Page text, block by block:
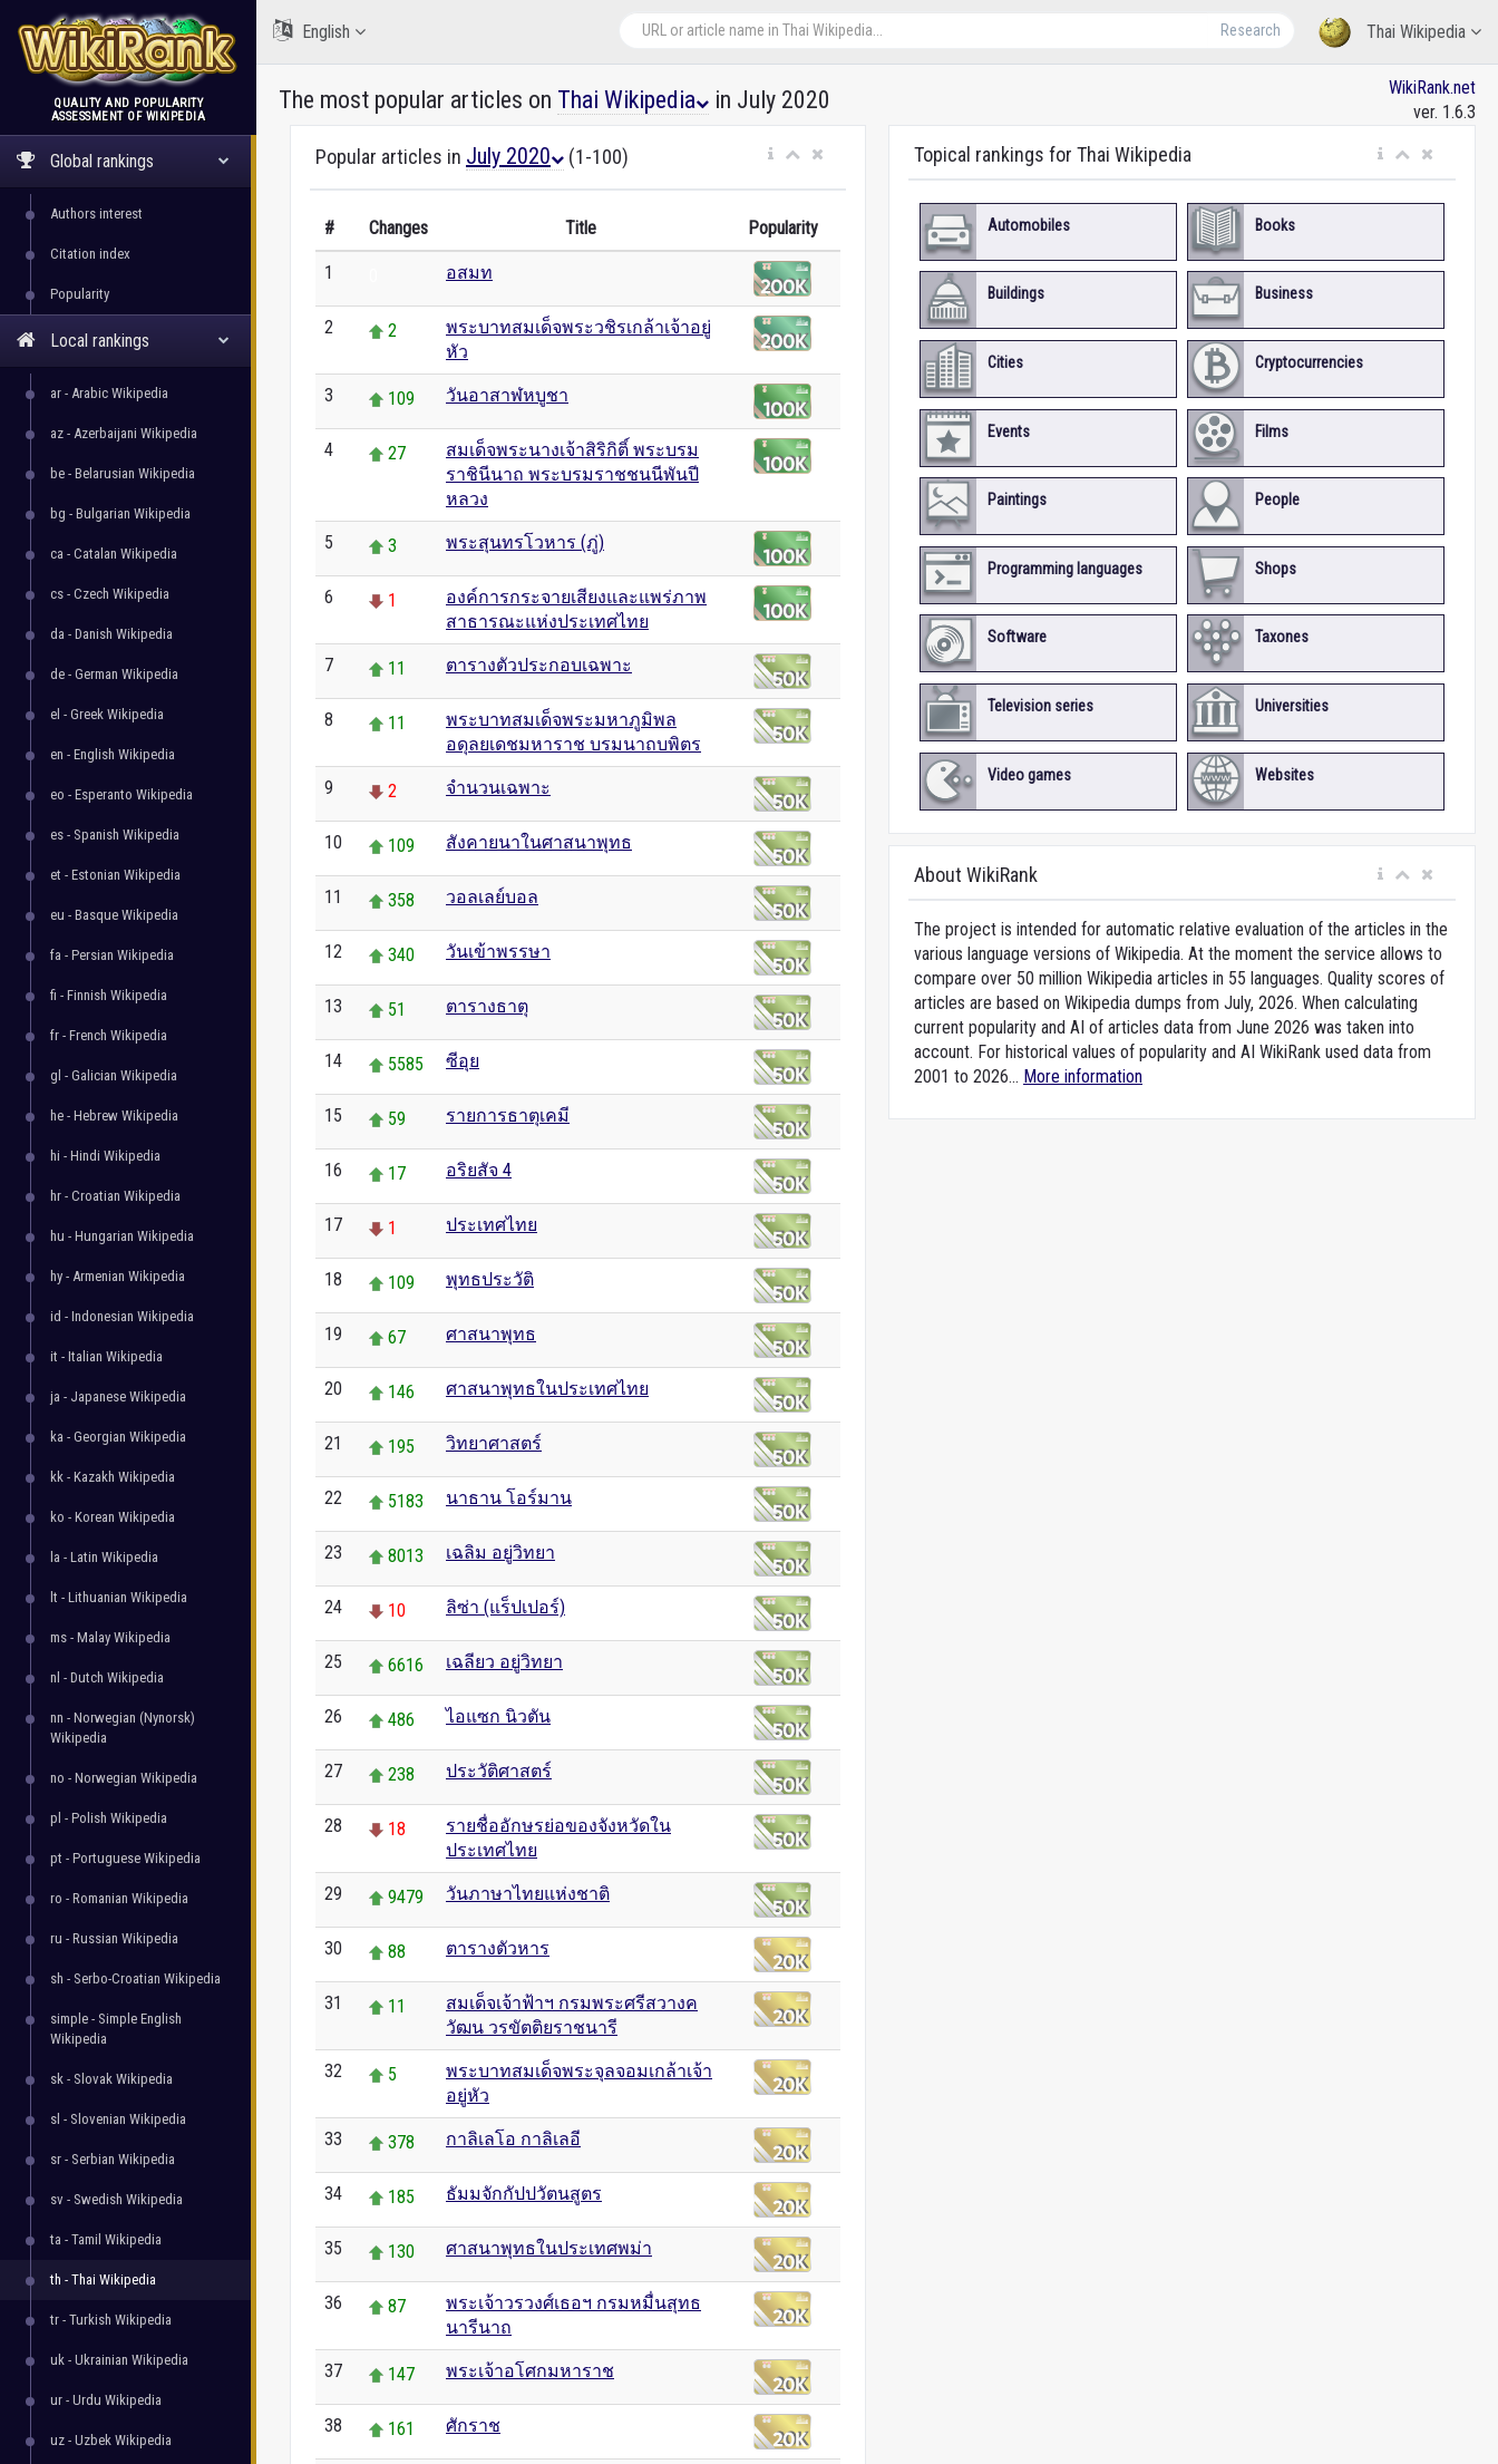
WikiRank
QUALITY AND POPULARITY
ASSESSMENT OF WIKIPEDIA
Global rankings
Authors interest
Citation index
Popularity
Local rankings
ar - Arabic Wikipedia
az - Azerbaijani Wikipedia
be - Belarusian Wikipedia
bg - Bulgarian Wikipedia
ca - Catalan Wikipedia
cs - Czech Wikipedia
da - Danish Wikipedia
de - German Wikipedia
el - Greek Wikipedia
en - English Wikipedia
eo - Esperanto Wikipedia
es - Spanish Wikipedia
et - Estonian Wikipedia
eu - Basque Wikipedia
fa - Persian Wikipedia
fi - Finnish Wikipedia
fr - French Wikipedia
gl - Galician Wikipedia
he - Hebrew Wikipedia
hi - Hindi Wikipedia
hr - Croatian Wikipedia
hu - Hungarian Wikipedia
hy - Armenian Wikipedia
id - Indonesian Wikipedia
it - Italian Wikipedia
ja - Japanese Wikipedia
ka - Georgian Wikipedia
kk - Kazakh Wikipedia
ko - Korean Wikipedia
la - Latin Wikipedia
lt - Lithuanian Wikipedia
ms - Malay Wikipedia
nl - Dutch Wikipedia
nn - Norwegian (Nynorsk)
Wikipedia
no - Norwegian Wikipedia
pl - Polish Wikipedia
pt - Portuguese Wikipedia
ro - Romanian Wikipedia
ru - Russian Wikipedia
sh - Serbo-Croatian Wikipedia
simple - Simple English
Wikipedia
sk - Slovak Wikipedia
sl - Slovenian Wikipedia
sr - Serbian Wikipedia
sv - Swedish Wikipedia
ta - Tamil Wikipedia
th - Thai Wikipedia
tr - Turkish Wikipedia
uk - Ukrainian Wikipedia
ur - Urdu Wikipedia
uz - Uzbek Wikipedia
Thai Wikipedia
Research
English
The most popular articles on Thai Wikipedia in July 2020
WikiRank.net
ver. 1.6.3
Popular articles in July 2020 (1-100)
# Changes Title Popularity
1 อสมท
2 2
พระบาทสมเด็จพระวชิรเกล้าเจ้าอยู่
หัว
3 109 วันอาสาฬหบูชา
4 27
สมเด็จพระนางเจ้าสิริกิติ์ พระบรม
ราชินีนาถ พระบรมราชชนนีพันปี
หลวง
5 3 พระสุนทรโวหาร (ภู่)
6 1
องค์การกระจายเสียงและแพร่ภาพ
สาธารณะแห่งประเทศไทย
7 11 ตารางตัวประกอบเฉพาะ
8 11
พระบาทสมเด็จพระมหาภูมิพล
อดุลยเดชมหาราช บรมนาถบพิตร
9 2 จำนวนเฉพาะ
10 109 สังคายนาในศาสนาพุทธ
11 358 วอลเลย์บอล
12 340 วันเข้าพรรษา
13 51 ตารางธาตุ
14 5585 ซีอุย
15 59 รายการธาตุเคมี
16 17 อริยสัจ 4
17 1 ประเทศไทย
18 109 พุทธประวัติ
19 67 ศาสนาพุทธ
20 146 ศาสนาพุทธในประเทศไทย
21 195 วิทยาศาสตร์
22 5183 นาธาน โอร์มาน
23 8013 เฉลิม อยู่วิทยา
24 10 ลิซ่า (แร็ปเปอร์)
25 6616 เฉลียว อยู่วิทยา
26 486 ไอแซก นิวตัน
27 238 ประวัติศาสตร์
28 18
รายชื่ออักษรย่อของจังหวัดใน
ประเทศไทย
29 9479 วันภาษาไทยแห่งชาติ
30 88 ตารางตัวหาร
31 11
สมเด็จเจ้าฟ้าฯ กรมพระศรีสวางค
วัฒน วรขัตติยราชนารี
32 5
พระบาทสมเด็จพระจุลจอมเกล้าเจ้า
อยู่หัว
33 378 กาลิเลโอ กาลิเลอี
34 185 ธัมมจักกัปปวัตนสูตร
35 130 ศาสนาพุทธในประเทศพม่า
36 87
พระเจ้าวรวงศ์เธอฯ กรมหมื่นสุทธ
นารีนาถ
37 147 พระเจ้าอโศกมหาราช
38 161 ศักราช
Topical rankings for Thai Wikipedia
Automobiles Books
Buildings Business
Cities Cryptocurrencies
Events Films
Paintings People
Programming languages Shops
Software Taxones
Television series Universities
Video games Websites
About WikiRank
The project is intended for automatic relative evaluation of the articles in the
various language versions of Wikipedia. At the moment the service allows to
compare over 50 million Wikipedia articles in 55 languages. Quality scores of
articles are based on Wikipedia dumps from July, 2026. When calculating
current popularity and AI of articles data from June 2026 was taken into
account. For historical values of popularity and AI WikiRank used data from
2001 to 2026... More information